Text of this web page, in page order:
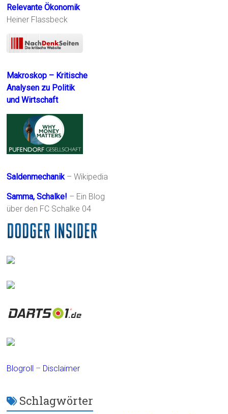
Relevante Ökonomik
Heiner Flassbeck
Makroskop – Kritische
Analysen zu Politik
und Wirtschaft
Saldenmechanik– Wikipedia
Samma, Schalke! – Ein Blog
über den FC Schalke 04
Blogroll – Disclaimer
Schlagwörter